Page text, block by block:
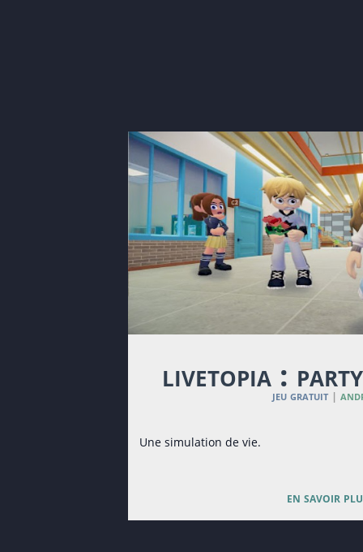
livetopia : party
jeu gratuit |
Une simulation de vie.
en savoir